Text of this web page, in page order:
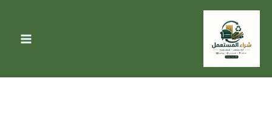
تخطي
المحتوى